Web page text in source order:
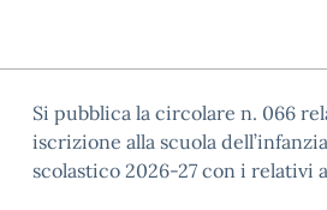
Si pubblica la circolare n. 066
iscrizione alla scuola
scolastico 2026-27 con i relativi